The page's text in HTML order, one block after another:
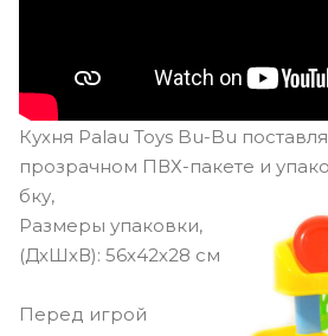
Кухня Palau Toys Bu-Bu
прозрачном ПВХ-пакете и
бку,
Размеры упаковки,
(ДхШхВ): 56х42х28 см
Перед игрой